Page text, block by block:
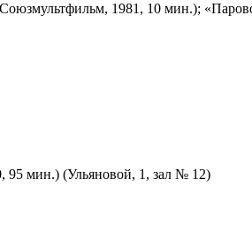
1981, 10 мин.);
95 мин.) (Ульяновой, 1, зал № 12)